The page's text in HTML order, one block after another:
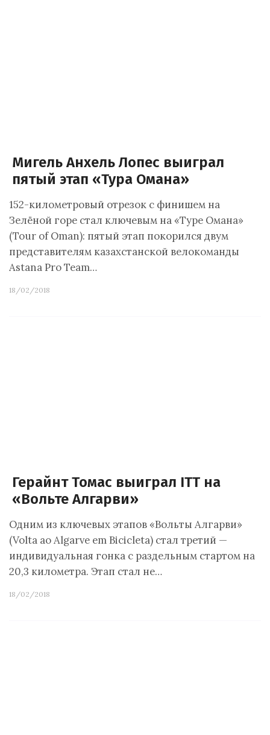
Мигель Анхель Лопес выиграл
пятый этап «Тура Омана»
152-километровый отрезок с финишем на
Зелёной горе стал ключевым на «Туре Омана»
(Tour of Oman): пятый этап покорился двум
представителям казахстанской велокоманды
Astana Pro Team…
18/02/2018
Герайнт Томас выиграл ITT на
«Вольте Алгарви»
Одним из ключевых этапов «Вольты Алгарви»
(Volta ao Algarve em Bicicleta) стал третий —
индивидуальная гонка с раздельным стартом на
20,3 километра. Этап стал не…
18/02/2018